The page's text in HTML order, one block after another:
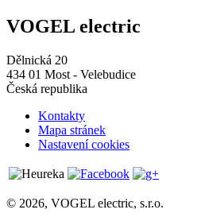
VOGEL electric
Dělnická 20
434 01 Most - Velebudice
Česká republika
Kontakty
Mapa stránek
Nastavení cookies
© 2026, VOGEL electric, s.r.o.